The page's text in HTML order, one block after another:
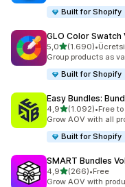
Built for Shopify
GLO Color Swatch
5,05 yıldız üzerinden
(1.690)
toplam 1690 •
Group products as
Built for Shopify
Easy Bundles:
4,95 yıldız üzerinden
(1.092)
toplam 1092 •Free
Grow AOV with all
Built for Shopify
SMART Bundles
4,95 yıldız üzerinden
(266)
toplam 266 •Free
Grow AOV with